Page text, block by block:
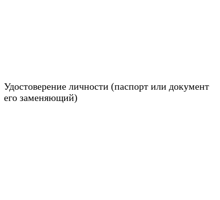
Удостоверение личности (паспорт или документ
его заменяющий)